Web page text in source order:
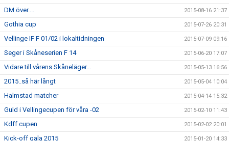
DM över.... 2015-08-16 21:37
Gothia cup 2015-07-26 20:31
Vellinge IF F 01/02 i lokaltidningen 2015-07-09 09:16
Seger i Skåneserien F 14 2015-06-20 17:07
Vidare till vårens Skåneläger... 2015-05-13 16:56
2015..så här långt 2015-05-04 10:04
Halmstad matcher 2015-04-14 15:32
Guld i Vellingecupen för våra -02 2015-02-10 11:43
Kdff cupen 2015-02-02 20:01
Kick-off gala 2015 2015-01-20 14:33